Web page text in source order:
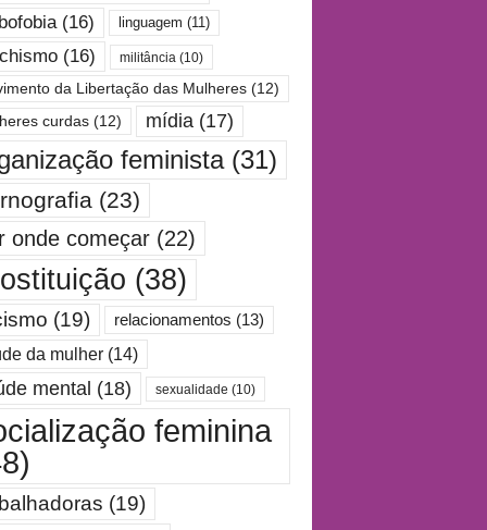
(16) linguagem (11)
(16) militância (10)
da Libertação das Mulheres(12)
curdas(12) mídia(17)
feminista(31)
(23)
onde começar(22)
(38)
(19) relacionamentos (13)
da mulher(14)
mental (18) sexualidade (10)
feminina
(19)